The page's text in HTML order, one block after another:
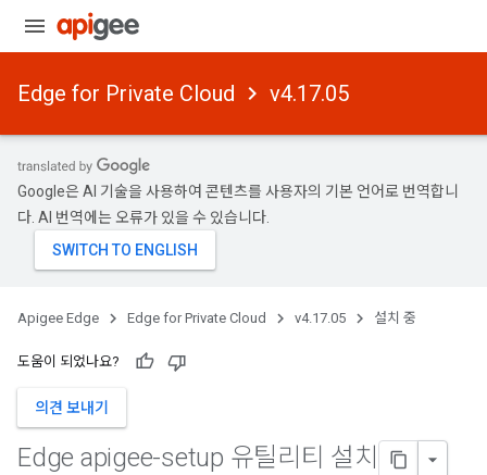
Edge for Private Cloud v4.17.05
Google은 AI 기술을 사용하여 콘텐츠를 사용자의 기본 언어로 번역합니
다. AI 번역에는 오류가 있을 수 있습니다.
Apigee Edge Edge for Private Cloud v4.17.05 설치 중
도움이 되었나요?
의견 보내기
Edge apigee-setup 유틸리티 설치